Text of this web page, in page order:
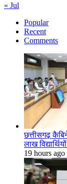
« Jul
Popular
Recent
Comments
छत्तीसगढ़
लाख
19 hours ago